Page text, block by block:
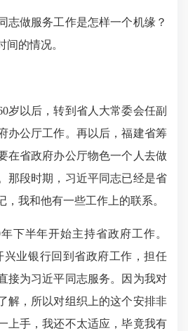
做服务工作是怎样一个机缘？
间的情况。
以后，转到省人大常委会任副
办公厅工作。再以后，福建省筹
在省政府办公厅物色一个人去做
那段时期，习近平同志已经是省
，我和他有一些工作上的联系。
半年开始主持省政府工作。
兴业银行回到省政府工作，担任
接为习近平同志服务。因为我对
解，所以对组织上的这个安排非
上手，我还不太适应，毕竟我有